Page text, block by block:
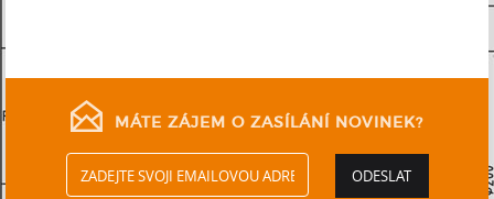
MÁTE ZÁJEM O ZASÍLÁNÍ NOVINEK?
ODESLAT